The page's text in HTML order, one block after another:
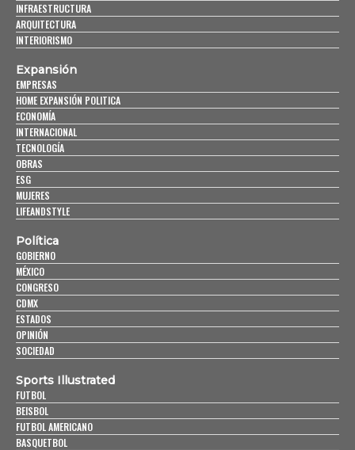
INFRAESTRUCTURA
ARQUITECTURA
INTERIORISMO
Expansión
EMPRESAS
HOME EXPANSIÓN POLITICA
ECONOMÍA
INTERNACIONAL
TECNOLOGÍA
OBRAS
ESG
MUJERES
LIFEANDSTYLE
Política
GOBIERNO
MÉXICO
CONGRESO
CDMX
ESTADOS
OPINIÓN
SOCIEDAD
Sports Illustrated
FUTBOL
BEISBOL
FUTBOL AMERICANO
BASQUETBOL